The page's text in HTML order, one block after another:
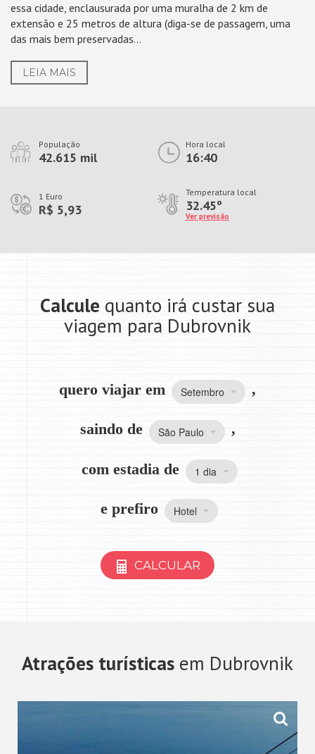
essa cidade, enclausurada por uma muralha de 2 km de
extensão e 25 metros de altura (diga-se de passagem, uma
das mais bem preservadas...
LEIA MAIS
População
42.615 mil
Hora local
16:40
1 Euro
R$ 5,93
Temperatura local
32.45º
Ver previsão
Calcule quanto irá custar sua
viagem para Dubrovnik
quero viajar em Setembro ,
saindo de São Paulo ,
com estadia de 1 dia
e prefiro Hotel
CALCULAR
Atrações turísticas em Dubrovnik